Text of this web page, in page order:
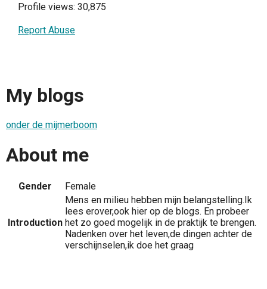
Profile views: 30,875
Report Abuse
My blogs
onder de mijmerboom
About me
Gender Female
Introduction
Mens en milieu hebben mijn belangstelling.Ik
lees erover,ook hier op de blogs. En probeer
het zo goed mogelijk in de praktijk te brengen.
Nadenken over het leven,de dingen achter de
verschijnselen,ik doe het graag